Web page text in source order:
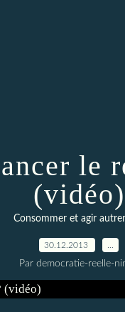
le
(vidéo)
Consommer et agir
30.12.2013
Par democratie-reelle-